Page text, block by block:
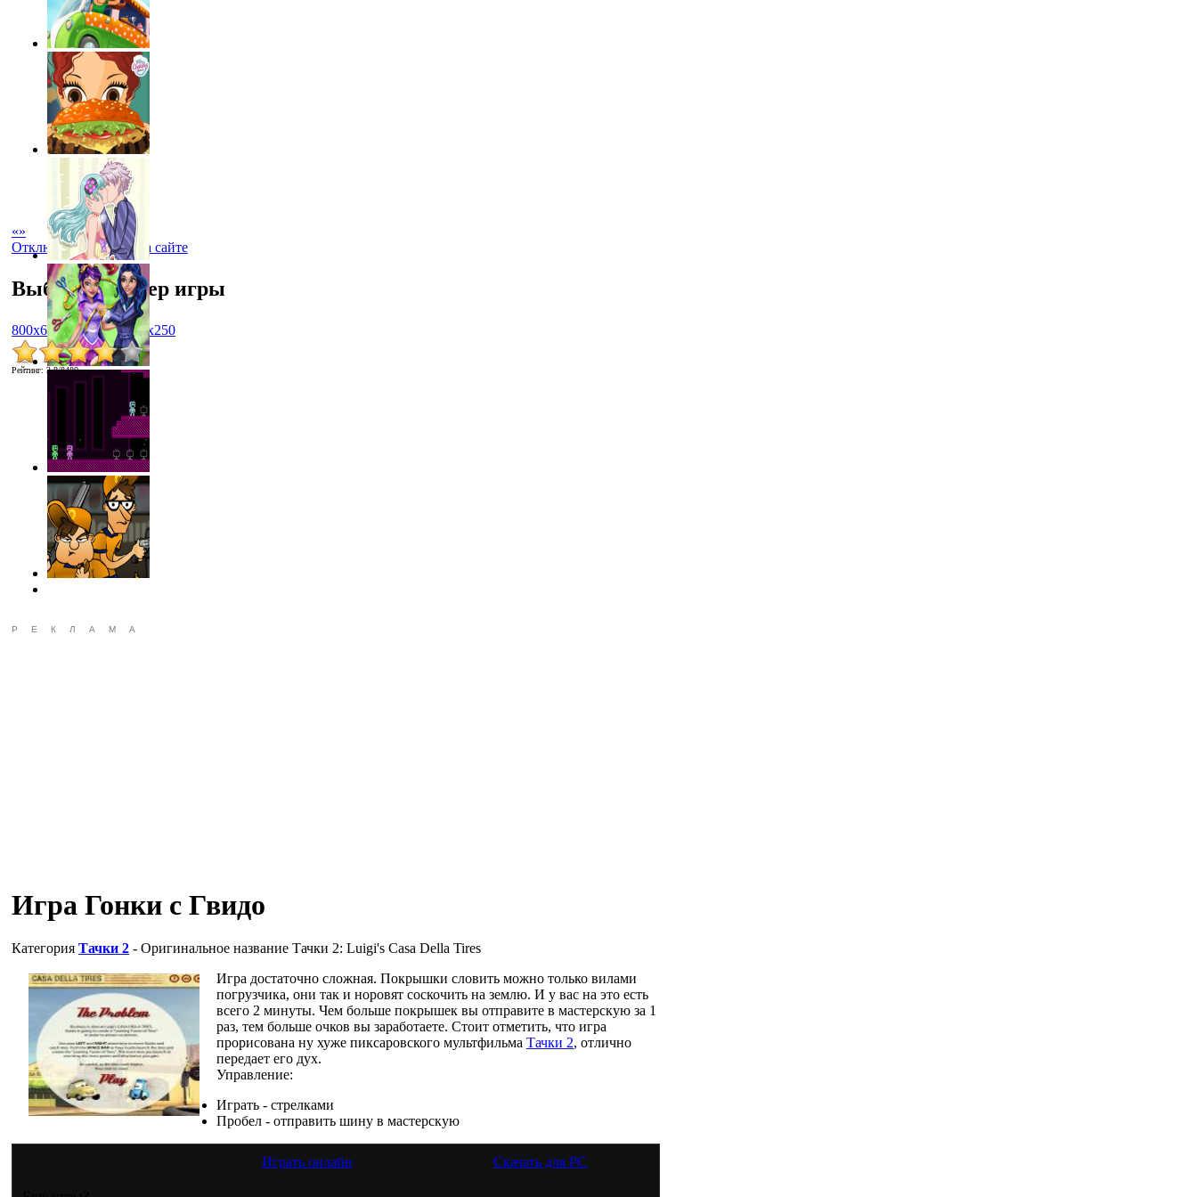
«»
Отключить рекламу на сайте
Выбрать размер игры
800x600 1024x768 450x250
Рейтинг: 3.8/8480
РЕКЛАМА
Игра Гонки с Гвидо
Категория Тачки 2 - Оригинальное название Тачки 2: Luigi's Casa Della Tires
Игра достаточно сложная. Покрышки словить можно только вилами
погрузчика, они так и норовят соскочить на землю. И у вас на это есть
всего 2 минуты. Чем больше покрышек вы отправите в мастерскую за 1
раз, тем больше очков вы заработаете. Стоит отметить, что игра
прорисована ну хуже пиксаровского мультфильма Тачки 2, отлично
передает его дух.
Управление:
Играть - стрелками
Пробел - отправить шину в мастерскую
Играть онлайн Скачать для PC